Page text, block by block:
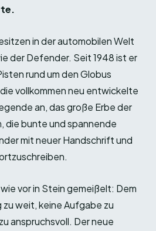
in der automobilen Welt
der Defender. Seit 1948 ist er
rund um den Globus
vollkommen neu entwickelte
an, das große Erbe der
die bunte und spannende
mit neuer Handschrift und
vor in Stein gemeißelt: Dem
weit, keine Aufgabe zu
anspruchsvoll. Der neue